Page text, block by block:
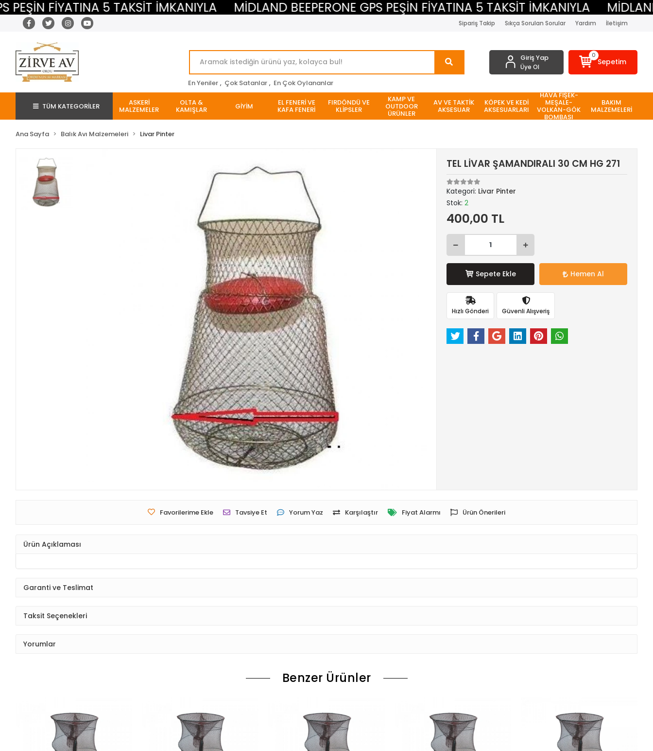
FİYATINA 5 TAKSİT İMKANIYLA MİDLAND BEEPERONE GPS PEŞİN FİYATINA 5 TAKSİT İMKANIYLA MİDLAND
Sipariş Takip Sıkça Sorulan Sorular Yardım İletişim
En Yeniler , Çok Satanlar , En Çok Oylananlar
Giriş Yap
Üye Ol
0
Sepetim
TÜM KATEGORİLER ASKERİ
MALZEMELER
OLTA &
KAMIŞLAR GİYİM EL FENERİ VE
KAFA FENERİ
FIRDÖNDÜ VE
KLİPSLER
KAMP VE
OUTDOOR
ÜRÜNLER
AV VE TAKTİK
AKSESUAR
KÖPEK VE KEDİ
AKSESUARLARI
HAVA FİŞEK-
MEŞALE-
VOLKAN-GÖK
BOMBASI
BAKIM
MALZEMELERİ
Ana Sayfa Balık Avı Malzemeleri Livar Pinter
TEL LİVAR ŞAMANDIRALI 30 CM HG 271
Kategori: Livar Pinter
Stok:2
400,00 TL
Sepete Ekle Hemen Al
Hızlı Gönderi Güvenli Alışveriş
Favorilerime Ekle Tavsiye Et Yorum Yaz Karşılaştır Fiyat Alarmı Ürün Önerileri
Ürün Açıklaması
Garanti ve Teslimat
Taksit Seçenekleri
Yorumlar
Benzer Ürünler